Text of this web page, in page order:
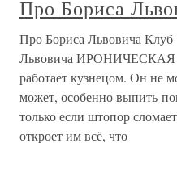
Про Бориса
Про Бориса Львовича Клуб
Львовича ИРОНИЧЕСКАЯ
работает кузнецом. Он не
может, особенно выпить-
только если штопор
откроет им всё, что